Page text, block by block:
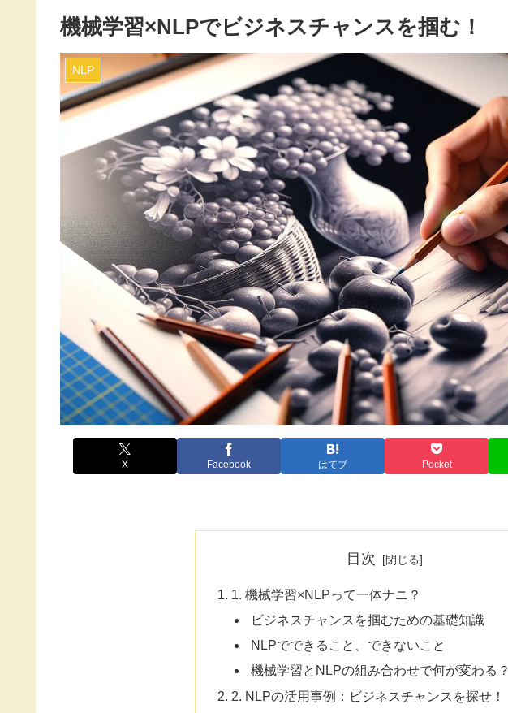
機械学習×NLPでビジネスチャンスを掴む！
NLP
X Facebook はてブ Pocket
目次
1. 機械学習×NLPって一体ナニ？
ビジネスチャンスを掴むための基礎知識
NLPでできること、できないこと
機械学習とNLPの組み合わせで何が変わる？
2. NLPの活用事例：ビジネスチャンスを探せ！